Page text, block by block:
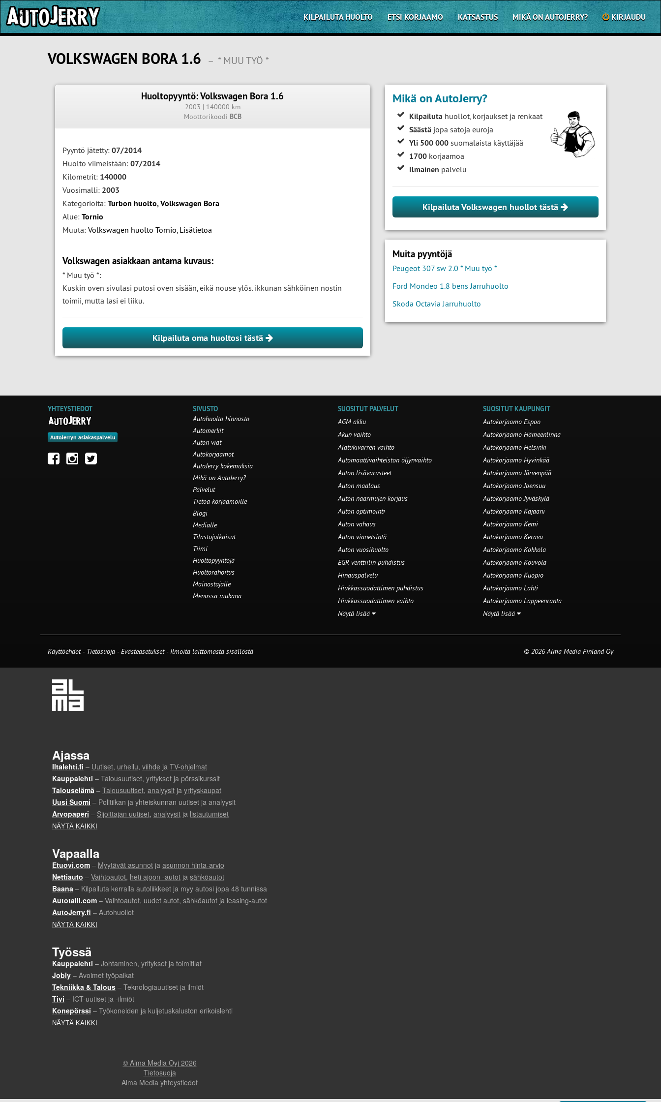
KILPAILUTA HUOLTO ETSI KORJAAMO KATSASTUS MIKÄ ON AUTOJERRY? KIRJAUDU
VOLKSWAGEN BORA 1.6 – * MUU TYÖ *
Huoltopyyntö: Volkswagen Bora 1.6
2003 | 140000 km
Moottorikoodi BCB
Pyyntö jätetty: 07/2014
Huolto viimeistään: 07/2014
Kilometrit: 140000
Vuosimalli: 2003
Kategorioita: Turbon huolto,Volkswagen Bora
Alue: Tornio
Muuta: Volkswagen huolto Tornio, Lisätietoa
Volkswagen asiakkaan antama kuvaus:
* Muu työ *:
Kuskin oven sivulasi putosi oven sisään, eikä nouse ylös. ikkunan sähköinen nostin
toimii, mutta lasi ei liiku.
Kilpailuta oma huoltosi tästä
Mikä on AutoJerry?
Kilpailuta huollot, korjaukset ja renkaat
Säästä jopa satoja euroja
Yli 500 000 suomalaista käyttäjää
1700 korjaamoa
Ilmainen palvelu
Kilpailuta Volkswagen huollot tästä
Muita pyyntöjä
Peugeot 307 sw 2.0 * Muu työ *
Ford Mondeo 1.8 bens Jarruhuolto
Skoda Octavia Jarruhuolto
YHTEYSTIEDOT
AutoJerryn asiakaspalvelu
SIVUSTO
Autohuolto hinnasto
Automerkit
Auton viat
Autokorjaamot
AutoJerry kokemuksia
Mikä on AutoJerry?
Palvelut
Tietoa korjaamoille
Blogi
Medialle
Tilastojulkaisut
Tiimi
Huoltopyyntöjä
Huoltorahoitus
Mainostajalle
Menossa mukana
SUOSITUT PALVELUT
AGM akku
Akun vaihto
Alatukivarren vaihto
Automaattivaihteiston öljynvaihto
Auton lisävarusteet
Auton maalaus
Auton naarmujen korjaus
Auton optimointi
Auton vahaus
Auton vianetsintä
Auton vuosihuolto
EGR venttiilin puhdistus
Hinauspalvelu
Hiukkassuodattimen puhdistus
Hiukkassuodattimen vaihto
Näytä lisää
SUOSITUT KAUPUNGIT
Autokorjaamo Espoo
Autokorjaamo Hämeenlinna
Autokorjaamo Helsinki
Autokorjaamo Hyvinkää
Autokorjaamo Järvenpää
Autokorjaamo Joensuu
Autokorjaamo Jyväskylä
Autokorjaamo Kajaani
Autokorjaamo Kemi
Autokorjaamo Kerava
Autokorjaamo Kokkola
Autokorjaamo Kouvola
Autokorjaamo Kuopio
Autokorjaamo Lahti
Autokorjaamo Lappeenranta
Näytä lisää
Käyttöehdot - Tietosuoja -Evästeasetukset- Ilmoita laittomasta sisällöstä © 2026 Alma Media Finland Oy